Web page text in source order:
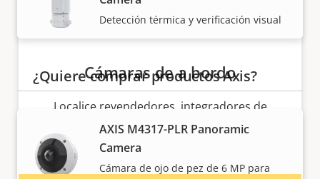
Detección térmica y verificación visual
Cámaras de a bordo
AXIS M4317-PLR Panoramic
Camera
Cámara de ojo de pez de 6 MP para
¿Quiere comprar productos Axis?
Localice revendedores, integradores de
sistemas e instaladores de productos y
sistemas de Axis.